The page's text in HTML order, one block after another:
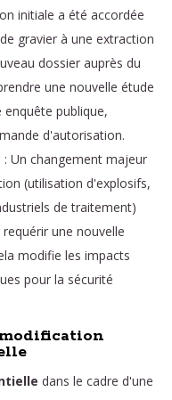
initiale a été accordée
gravier à une extraction
dossier auprès du
une nouvelle étude
publique,
d'autorisation.
: Un changement majeur
(utilisation d'explosifs,
de traitement)
une nouvelle
modifie les impacts
pour la sécurité
dans le cadre d'une